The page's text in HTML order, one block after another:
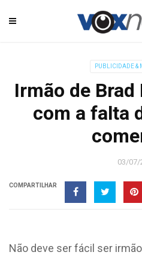
PUBLICIDADE &
Irmão de
com a falta
03/07/
COMPARTILHAR
Não deve ser fácil ser